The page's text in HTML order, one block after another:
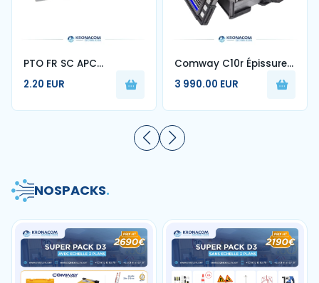
PTO FR SC APC
monomode pour
français FTTH prise
sans logo 10-80 pièces
2.20 EUR
Comway C10r Épissure
de fibre optique à
ruban pour 1-12 cœurs
automatique 70r 88r
90r
3 990.00 EUR
NOSPACKS.